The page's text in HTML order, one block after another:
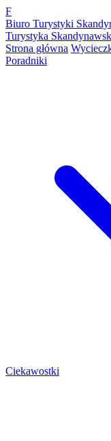
F
Biuro Turystyki
Turystyka
Strona główna
Poradniki
Ciekawostki